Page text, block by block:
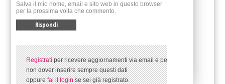
Salva il mio nome, email e sito web in questo browser
per la prossima volta che commento.
Registratiper ricevere aggiornamenti via email e per
non dover inserire sempre questi dati
oppurefai il loginse sei già registrato.